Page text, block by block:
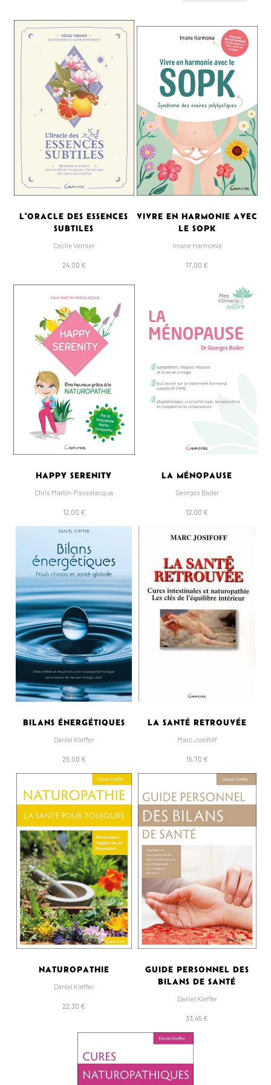
L'ORACLE DES ESSENCES
SUBTILES
Cécile Vernier
24,00 €
VIVRE EN HARMONIE AVEC
LE SOPK
Imane Harmonie
17,00 €
HAPPY SERENITY
Chris Martin-Passalacqua
12,00 €
LA MÉNOPAUSE
Georges Bader
12,00 €
BILANS ÉNERGÉTIQUES
Daniel Kieffer
25,00 €
LA SANTÉ RETROUVÉE
Marc Josifoff
15,70 €
NATUROPATHIE
Daniel Kieffer
22,30 €
GUIDE PERSONNEL DES
BILANS DE SANTÉ
Daniel Kieffer
33,45 €